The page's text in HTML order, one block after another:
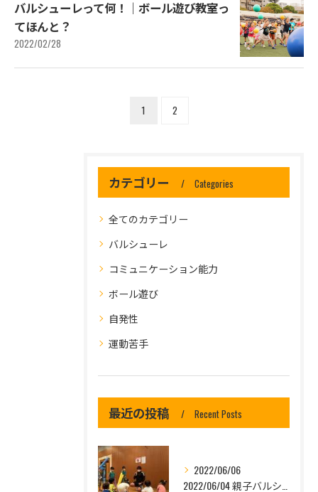
バルシューレって何！｜ボール遊び教室っ
てほんと？
2022/02/28
1 2
カテゴリー Categories
全てのカテゴリー
バルシューレ
コミュニケーション能力
ボール遊び
自発性
運動苦手
最近の投稿 Recent Posts
2022/06/06